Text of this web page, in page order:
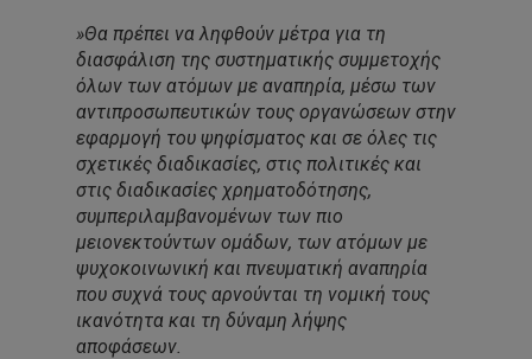
»Θα πρέπει να ληφθούν μέτρα για τη
διασφάλιση της συστηματικής συμμετοχής
όλων των ατόμων με αναπηρία, μέσω των
αντιπροσωπευτικών τους οργανώσεων στην
εφαρμογή του ψηφίσματος και σε όλες τις
σχετικές διαδικασίες, στις πολιτικές και
στις διαδικασίες χρηματοδότησης,
συμπεριλαμβανομένων των πιο
μειονεκτούντων ομάδων, των ατόμων με
ψυχοκοινωνική και πνευματική αναπηρία
που συχνά τους αρνούνται τη νομική τους
ικανότητα και τη δύναμη λήψης
αποφάσεων.